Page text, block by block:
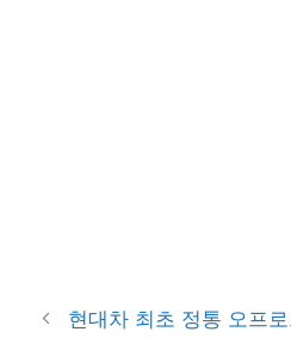
현대차 최초 정통 오프